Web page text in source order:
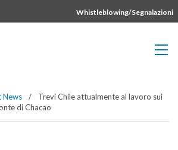
della pagina.
Whistleblowing/Segnalazioni
News /
Trevi Chile attualmente al lavoro sui
di Chacao